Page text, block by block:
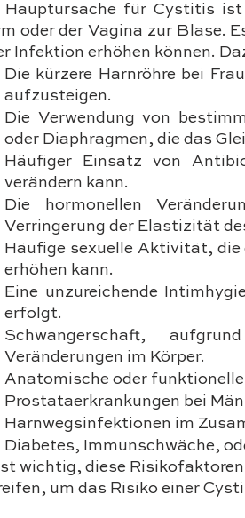
Hauptursache für Cystitis
oder der Vagina zur Blase.
Infektion erhöhen können.
Die kürzere Harnröhre bei
aufzusteigen.
Die Verwendung von
oder Diaphragmen, die das
Häufiger Einsatz von
verändern kann.
Die hormonellen
Verringerung der Elastizität
Häufige sexuelle Aktivität,
erhöhen kann.
Eine unzureichende
erfolgt.
Schwangerschaft,
Veränderungen im Körper.
Anatomische oder
Prostataerkrankungen bei
Harnwegsinfektionen im
Diabetes, Immunschwäche,
wichtig, diese
um das Risiko einer